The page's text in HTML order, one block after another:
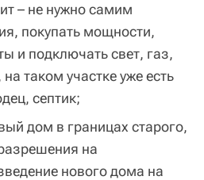
– не нужно самим
покупать мощности,
и подключать свет, газ,
таком участке уже есть
септик;
дом в границах старого,
на
нового дома на